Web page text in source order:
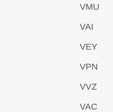
VMU
VAI
VEY
VPN
VVZ
VAC